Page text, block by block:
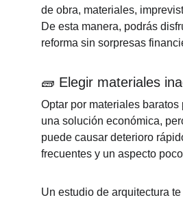
de obra, materiales,
De esta manera, podrás
reforma sin sorpresas
🧱 Elegir materiales
Optar por materiales baratos
una solución económica,
puede causar deterioro
frecuentes y un aspecto
Un estudio de arquitectura